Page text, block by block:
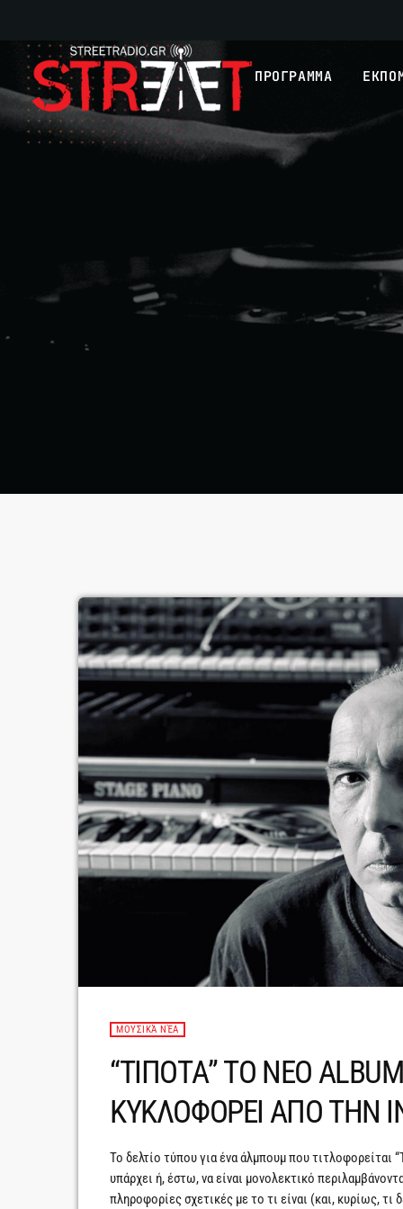
ΠΡΟΓΡΑΜΜΑ
ΜΟΥΣΙΚΆ ΝΈΑ
“ΤΙΠΟΤΑ” ΤΟ ΝΕΟ
ΚΥΚΛΟΦΟΡΕΙ ΑΠΟ ΤΗΝ
Το δελτίο τύπου για ένα άλμπουμ που τιτλοφορείται
υπάρχει ή, έστω, να είναι μονολεκτικό
πληροφορίες σχετικές με το τι είναι (και, κυρίως,